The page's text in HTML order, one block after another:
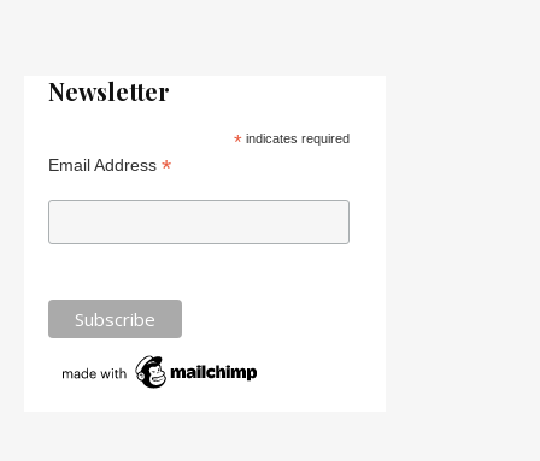
Newsletter
*indicates required
Email Address *